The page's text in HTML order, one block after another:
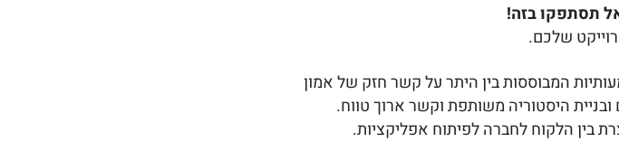
תסתפקו בזה!
שלכם.
המבוססות בין היתר על קשר חזק של אמון
היסטוריה משותפת וקשר ארוך טווח.
בין הלקוח לחברה לפיתוח אפליקציות.